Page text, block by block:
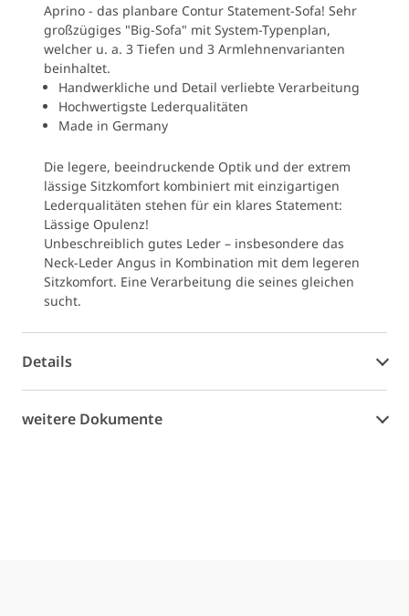
Aprino - das planbare Contur Statement-Sofa! Sehr
großzügiges "Big-Sofa" mit System-Typenplan,
welcher u. a. 3 Tiefen und 3 Armlehnenvarianten
beinhaltet.
Handwerkliche und Detail verliebte Verarbeitung
Hochwertigste Lederqualitäten
Made in Germany
Die legere, beeindruckende Optik und der extrem
lässige Sitzkomfort kombiniert mit einzigartigen
Lederqualitäten stehen für ein klares Statement:
Lässige Opulenz!
Unbeschreiblich gutes Leder – insbesondere das
Neck-Leder Angus in Kombination mit dem legeren
Sitzkomfort. Eine Verarbeitung die seines gleichen
sucht.
Details
weitere Dokumente